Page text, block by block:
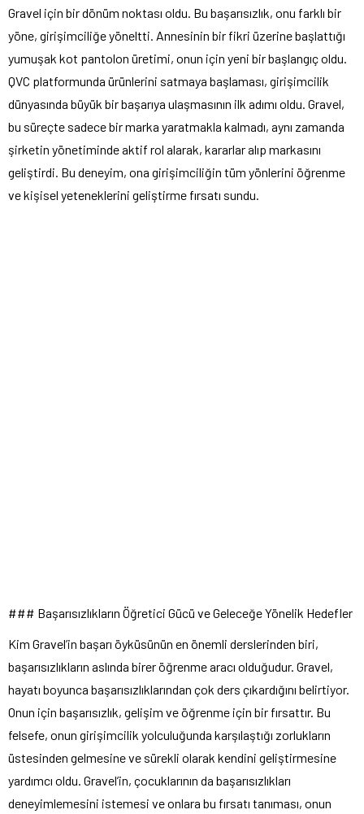
Gravel için bir dönüm noktası oldu. Bu başarısızlık, onu farklı bir
yöne, girişimciliğe yöneltti. Annesinin bir fikri üzerine başlattığı
yumuşak kot pantolon üretimi, onun için yeni bir başlangıç oldu.
QVC platformunda ürünlerini satmaya başlaması, girişimcilik
dünyasında büyük bir başarıya ulaşmasının ilk adımı oldu. Gravel,
bu süreçte sadece bir marka yaratmakla kalmadı, aynı zamanda
şirketin yönetiminde aktif rol alarak, kararlar alıp markasını
geliştirdi. Bu deneyim, ona girişimciliğin tüm yönlerini öğrenme
ve kişisel yeteneklerini geliştirme fırsatı sundu.
### Başarısızlıkların Öğretici Gücü ve Geleceğe Yönelik Hedefler
Kim Gravel’in başarı öyküsünün en önemli derslerinden biri,
başarısızlıkların aslında birer öğrenme aracı olduğudur. Gravel,
hayatı boyunca başarısızlıklarından çok ders çıkardığını belirtiyor.
Onun için başarısızlık, gelişim ve öğrenme için bir fırsattır. Bu
felsefe, onun girişimcilik yolculuğunda karşılaştığı zorlukların
üstesinden gelmesine ve sürekli olarak kendini geliştirmesine
yardımcı oldu. Gravel’in, çocuklarının da başarısızlıkları
deneyimlemesini istemesi ve onlara bu fırsatı tanıması, onun